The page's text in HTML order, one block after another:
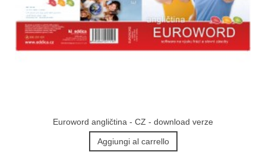
Euroword angličtina - CZ - download verze
Aggiungi al carrello